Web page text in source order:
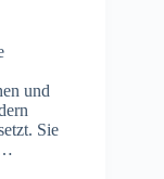
und
Sie